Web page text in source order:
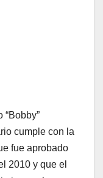
cumple con la
fue aprobado
2010 y que el